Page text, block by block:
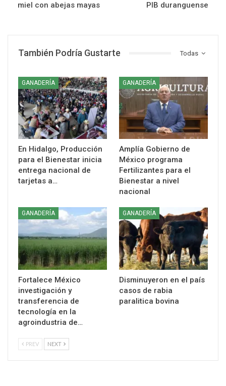
miel con abejas mayas
PIB duranguense
Todas
También Podría Gustarte
GANADERÍA
En Hidalgo, Producción
para el Bienestar inicia
entrega nacional de
tarjetas a…
GANADERÍA
Amplía Gobierno de
México programa
Fertilizantes para el
Bienestar a nivel
nacional
GANADERÍA
Fortalece México
investigación y
transferencia de
tecnología en la
agroindustria de…
GANADERÍA
Disminuyeron en el país
casos de rabia
paralitica bovina
PREV NEXT